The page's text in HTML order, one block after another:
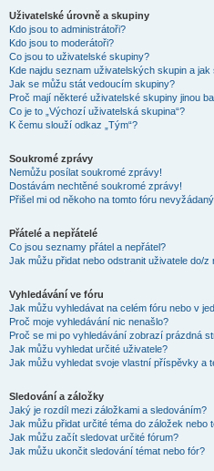
Uživatelské úrovně a skupiny
Kdo jsou to administrátoři?
Kdo jsou to moderátoři?
Co jsou to uživatelské skupiny?
Kde najdu seznam uživatelských skupin a
Jak se můžu stát vedoucím skupiny?
Proč mají některé uživatelské skupiny jinou
Co je to „Výchozí uživatelská skupina“?
K čemu slouží odkaz „Tým“?
Soukromé zprávy
Nemůžu posílat soukromé zprávy!
Dostávám nechtěné soukromé zprávy!
Přišel mi od někoho na tomto fóru
Přátelé a nepřátelé
Co jsou seznamy přátel a nepřátel?
Jak můžu přidat nebo odstranit uživatele do/
Vyhledávání ve fóru
Jak můžu vyhledávat na celém fóru nebo v
Proč moje vyhledávání nic nenašlo?
Proč se mi po vyhledávání zobrazí prázdná
Jak můžu vyhledat určité uživatele?
Jak můžu vyhledat svoje vlastní příspěvky a
Sledování a záložky
Jaký je rozdíl mezi záložkami a sledováním?
Jak můžu přidat určité téma do záložek nebo
Jak můžu začít sledovat určité fórum?
Jak můžu ukončit sledování témat nebo fór?